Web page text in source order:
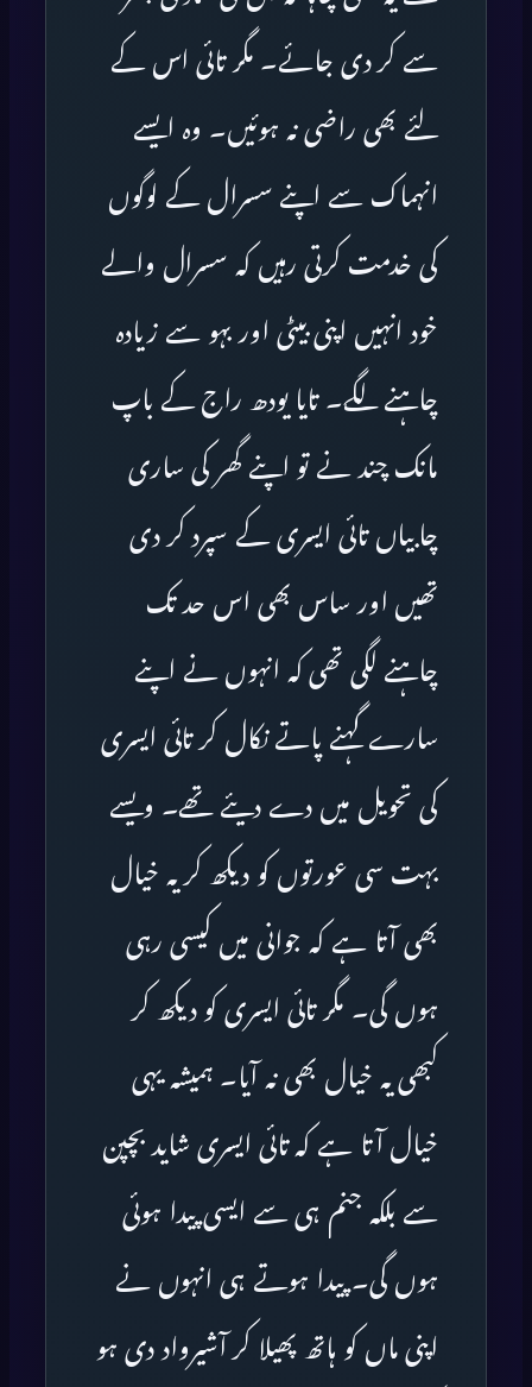
سے کر دی جائے۔ مگر تائی اس کے
لئے بھی راضی نہ ہوئیں۔ وہ ایسے
انہماک سے اپنے سسرال کے لوگوں
کی خدمت کرتی رہیں کہ سسرال والے
خود انہیں اپنی بیٹی اور بہو سے زیادہ
چاہنے لگے۔ تایا یودھ راج کے باپ
مانک چند نے تو اپنے گھر کی ساری
چابیاں تائی ایسری کے سپرد کر دی
تھیں اور ساس بھی اس حد تک
چاہنے لگی تھی کہ انہوں نے اپنے
سارے گہنے پاتے نکال کر تائی ایسری
کی تحویل میں دے دیئے تھے۔ ویسے
بہت سی عورتوں کو دیکھ کر یہ خیال
بھی آتا ہے کہ جوانی میں کیسی رہی
ہوں گی۔ مگر تائی ایسری کو دیکھ کر
کبھی یہ خیال بھی نہ آیا۔ ہمیشہ یہی
خیال آتا ہے کہ تائی ایسری شاید بچپن
سے بلکہ جنم ہی سے ایسی پیدا ہوئی
ہوں گی۔ پیدا ہوتے ہی انہوں نے
اپنی ماں کو ہاتھ پھیلا کر آشیرواد دی ہو